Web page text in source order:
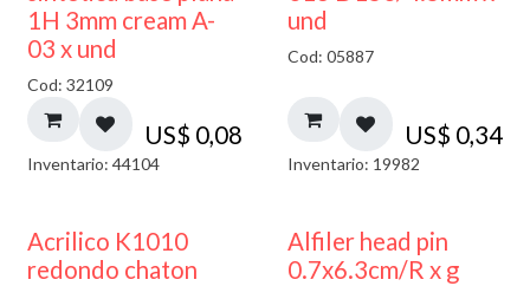
1H 3mm cream A-
03 x und
Cod: 32109
US$ 0,08
Inventario: 44104
und
Cod: 05887
US$ 0,34
Inventario: 19982
Acrilico K1010
redondo chaton
Alfiler head pin
0.7x6.3cm/R x g